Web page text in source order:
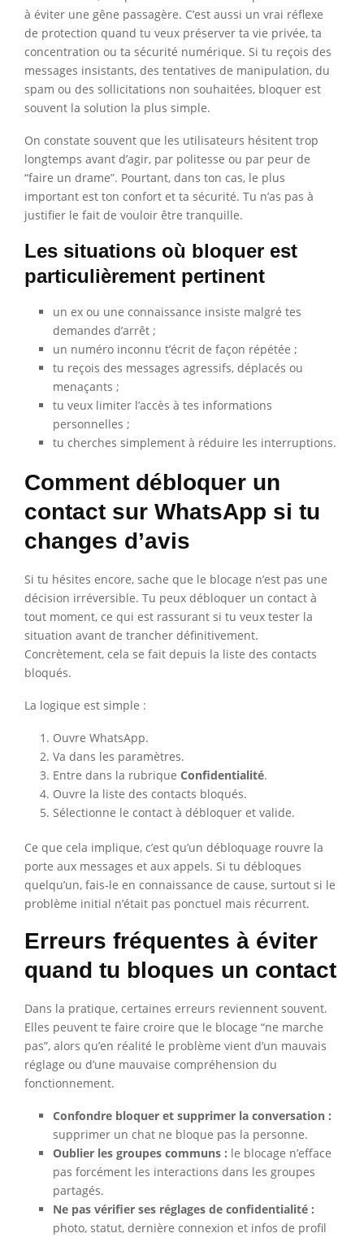
à éviter une gêne passagère. C’est aussi un vrai réflexe
de protection quand tu veux préserver ta vie privée, ta
concentration ou ta sécurité numérique. Si tu reçois des
messages insistants, des tentatives de manipulation, du
spam ou des sollicitations non souhaitées, bloquer est
souvent la solution la plus simple.
On constate souvent que les utilisateurs hésitent trop
longtemps avant d’agir, par politesse ou par peur de
“faire un drame”. Pourtant, dans ton cas, le plus
important est ton confort et ta sécurité. Tu n’as pas à
justifier le fait de vouloir être tranquille.
Les situations où bloquer est
particulièrement pertinent
un ex ou une connaissance insiste malgré tes
demandes d’arrêt ;
un numéro inconnu t’écrit de façon répétée ;
tu reçois des messages agressifs, déplacés ou
menaçants ;
tu veux limiter l’accès à tes informations
personnelles ;
tu cherches simplement à réduire les interruptions.
Comment débloquer un
contact sur WhatsApp si tu
changes d’avis
Si tu hésites encore, sache que le blocage n’est pas une
décision irréversible. Tu peux débloquer un contact à
tout moment, ce qui est rassurant si tu veux tester la
situation avant de trancher définitivement.
Concrètement, cela se fait depuis la liste des contacts
bloqués.
La logique est simple :
Ouvre WhatsApp.
Va dans les paramètres.
Entre dans la rubrique Confidentialité.
Ouvre la liste des contacts bloqués.
Sélectionne le contact à débloquer et valide.
Ce que cela implique, c’est qu’un débloquage rouvre la
porte aux messages et aux appels. Si tu débloques
quelqu’un, fais-le en connaissance de cause, surtout si le
problème initial n’était pas ponctuel mais récurrent.
Erreurs fréquentes à éviter
quand tu bloques un contact
Dans la pratique, certaines erreurs reviennent souvent.
Elles peuvent te faire croire que le blocage “ne marche
pas”, alors qu’en réalité le problème vient d’un mauvais
réglage ou d’une mauvaise compréhension du
fonctionnement.
Confondre bloquer et supprimer la conversation :
supprimer un chat ne bloque pas la personne.
Oublier les groupes communs : le blocage n’efface
pas forcément les interactions dans les groupes
partagés.
Ne pas vérifier ses réglages de confidentialité :
photo, statut, dernière connexion et infos de profil